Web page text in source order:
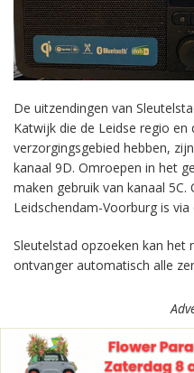
De uitzendingen van
Katwijk die de Leidse regio
verzorgingsgebied hebben,
kanaal 9D. Omroepen in het
maken gebruik van kanaal
Leidschendam-Voorburg is
Sleutelstad opzoeken kan het
ontvanger automatisch alle